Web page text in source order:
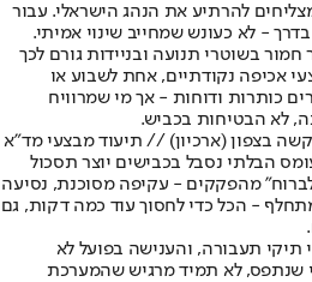
להרתיע את הנהג הישראלי. עבור
- לא כעונש שמחייב שינוי אמיתי.
בשוטרי תנועה ובניידות גורם לכך
אכיפה נקודתיים, אחת לשבוע או
כותרות ודוחות - אך מי שמרוויח
לא הבטיחות בכביש.
בצפון (ארכיון) // תיעוד מבצעי מד"א
הבלתי נסבל בכבישים יוצר תסכול
לברוח" מהפקקים - עקיפה מסוכנת, נסיעה
- הכל כדי לחסוך עוד כמה דקות, גם
תעבורה, והענישה בפועל לא
שנתפס, לא תמיד מרגיש שהמערכת